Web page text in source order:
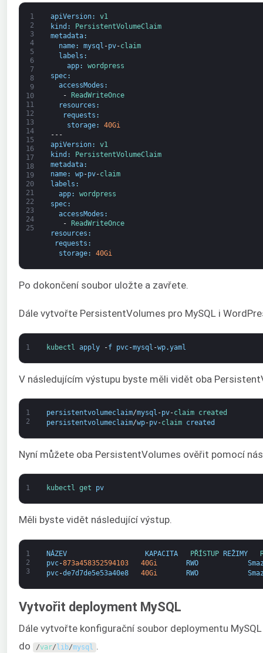
1
2
3
4
5
6
7
8
9
10
11
12
13
14
15
16
17
18
19
20
21
22
23
24
25
apiVersion:
v1
kind :
PersistentVolumeClaim
metadata:
name: mysql -pv-claim
labels :
app:
wordpress
spec:
accessModes :
-
ReadWriteOnce
resources :
requests :
storage:
40Gi
---
apiVersion:
v1
kind :
PersistentVolumeClaim
metadata:
name: wp-pv-claim
labels :
app:
wordpress
spec:
accessModes :
-
ReadWriteOnce
resources :
requests :
storage: 40Gi
Po dokončení soubor uložte a zavřete.
Dále vytvořte PersistentVolumes pro MySQL i
1 kubectl apply -f pvc-mysql -wp.yaml
V následujícím výstupu byste měli vidět oba
1
2
persistentvolumeclaim/mysql -pv-claim created
persistentvolumeclaim/wp-pv-claim created
Nyní můžete oba PersistentVolumes ověřit pomocí
1 kubectl get pv
Měli byste vidět následující výstup.
1
2
3
NÁZEV KAPACITA PŘÍSTUP REŽIMY
pvc-873a458352594103 40Gi RWO
pvc-de7d7de5e53a40e8 40Gi RWO
Vytvořit deployment MySQL
Dále vytvořte konfigurační soubor deploymentu
do
/var/ lib/mysql .